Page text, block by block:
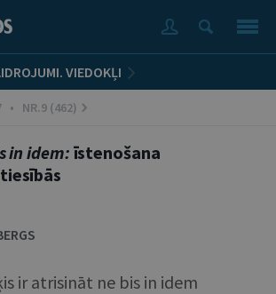
VIEDOKĻI
• NR.9 (462)
in idem: īstenošana
ir atrisināt ne bis in idem